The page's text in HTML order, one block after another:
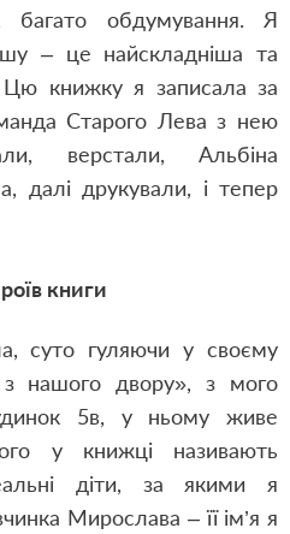
обдумування. Я
– це найскладніша та
Цю книжку я записала за
Старого Лева з нею
верстали, Альбіна
далі друкували, і тепер
книги
суто гуляючи у своєму
нашого двору», з мого
5в, у ньому живе
у книжці називають
діти, за якими я
Мирослава – її ім’я я